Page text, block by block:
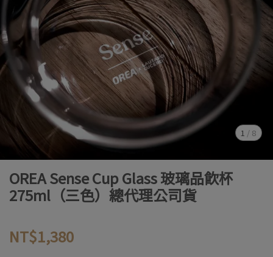
1 / 8
OREA Sense Cup Glass 玻璃品飲杯
275ml（三色）總代理公司貨
NT$1,380